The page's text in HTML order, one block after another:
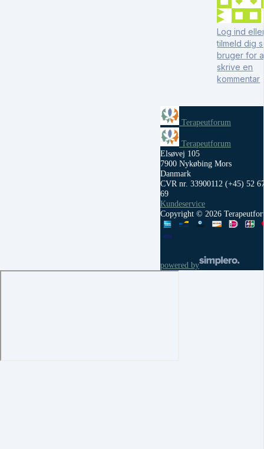
Log ind
tilmeld dig
bruger for
skrive en
kommentar
Terapeutforum
Terapeutforum
Elsøvej 105
7900 Nykøbing Mors
Danmark
CVR nr. 33900112 (+45) 52
69
Kundeservice
Copyright © 2026
powered by